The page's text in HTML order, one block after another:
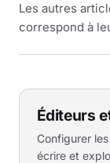
Les autres
correspond à
Éditeurs
Configurer
écrire et